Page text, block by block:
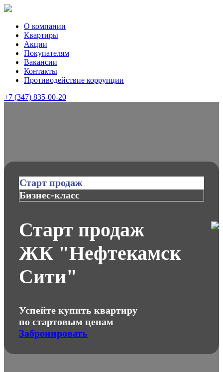
О компании
Квартиры
Акции
Покупателям
Вакансии
Контакты
Противодействие коррупции
+7 (347) 835-00-20
Старт продаж
Бизнес-класс
Старт продаж
ЖК "Нефтекамск
Сити"
Успейте купить квартиру
по стартовым ценам
Забронировать